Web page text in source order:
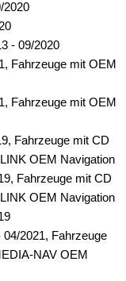
2020
- 09/2020
Fahrzeuge mit OEM
Fahrzeuge mit OEM
Fahrzeuge mit CD
OEM Navigation
Fahrzeuge mit CD
OEM Navigation
2021, Fahrzeuge
NAV OEM